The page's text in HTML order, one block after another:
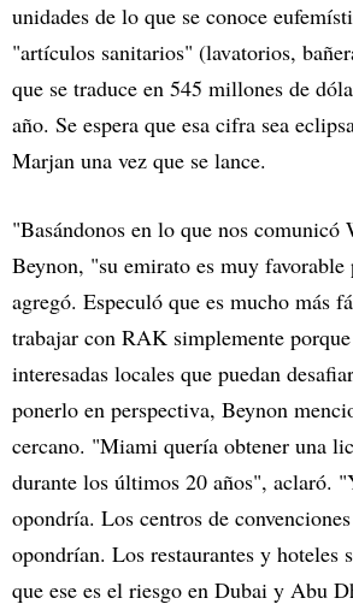
unidades de lo que se conoce
"artículos sanitarios" (lavatorios,
que se traduce en 545 millones de
año. Se espera que esa cifra sea
Marjan una vez que se lance.
"Basándonos en lo que nos comunicó
Beynon, "su emirato es muy favorable
agregó. Especuló que es mucho más
trabajar con RAK simplemente
interesadas locales que puedan
ponerlo en perspectiva, Beynon
cercano. "Miami quería obtener una
durante los últimos 20 años", aclaró.
opondría. Los centros de
opondrían. Los restaurantes y hoteles
que ese es el riesgo en Dubai y Abu